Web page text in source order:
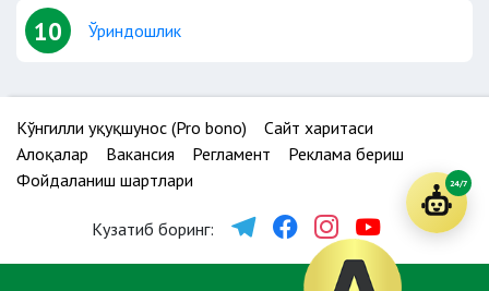
10 Ўриндошлик
Кўнгилли ҳуқуқшунос (Pro bono)
Сайт харитаси
Алоқалар
Вакансия Регламент
Реклама бериш
Фойдаланиш шартлари
Кузатиб боринг:
24/7